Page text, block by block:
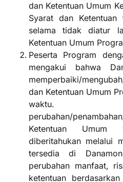
dan Ketentuan Umum
Syarat dan
selama tidak diatur
Ketentuan Umum
Peserta Program
mengakui bahwa
memperbaiki/
dan Ketentuan Umum
waktu.
perubahan/
Ketentuan
diberitahukan melalui
tersedia di
perubahan manfaat,
ketentuan